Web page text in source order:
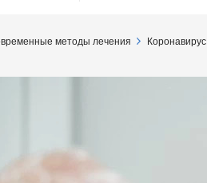
методы лечения Коронавирус